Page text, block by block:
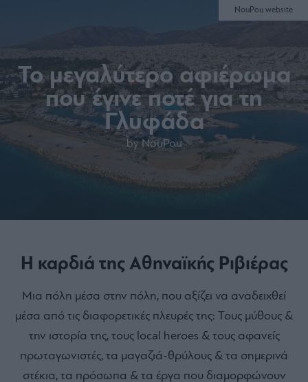
Το μεγαλύτερο αφιέρωμα
που έγινε ποτέ για τη
Γλυφάδα
by NouPou
NouPou website
Η καρδιά της Αθηναϊκής Ριβιέρας
Μια πόλη μέσα στην πόλη, που αξίζει να αναδειχθεί
μέσα από τις διαφορετικές πλευρές της: Τους μύθους &
την ιστορία της, τους local heroes & τους αφανείς
πρωταγωνιστές, τα μαγαζιά-θρύλους & τα σημερινά
στέκια, τα πρόσωπα & τα έργα που διαμορφώνουν